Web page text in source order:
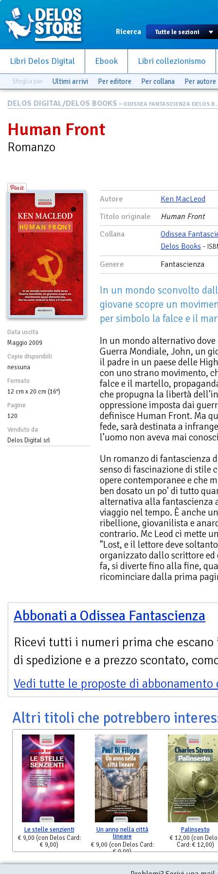
Ricerca
Libri Delos Digital Ebook Libri collezionismo
Sfoglia per Ultimi arrivi Per editore Per collana Per autore
DELOS DIGITAL/DELOS BOOKS > ODISSEA FANTASCIENZA DELOS
Human Front
Romanzo
Data uscita
Maggio 2009
Copie disponibili
nessuna
Formato
12 cm x 20 cm (16°)
Pagine
120
Venduto da
Delos Digital srl
Autore
Ken MacLeod
Titolo originale
Human Front
Collana
Odissea
Delos Books -
Genere Fantascienza
In un mondo sconvolto
giovane scopre un
per simbolo la falce e il
In un mondo alternativo
Guerra Mondiale, John, un
il padre in un paese delle
con uno strano movimento,
falce e il martello,
che propugna la libertà
oppressione imposta dai
definisce Human Front. Ma
fede, sarà destinata a
l’uomo non aveva mai
Un romanzo di fantascienza
senso di fascinazione di stile
opere contemporanee e che
ben dosato un po' di tutto
alternativa alla fantascienza
viaggio nel tempo. È anche
ribellione, giovanilista e
contrario. Mc Leod ci mette
"Lost, e il lettore deve
organizzato dallo scrittore
fa, si diverte fino alla fine,
ricominciare dalla prima
Abbonati a Odissea Fantascienza
Ricevi tutti i numeri prima che escano
di spedizione e a prezzo scontato,
Vedi tutte le proposte di
Altri titoli che potrebbero
Le stelle senzienti
€ 9,00 (con Delos Card:
€ 9,00)
Un anno nella città
lineare
€ 9,00 (con Delos Card:
€ 9,00)
Palinsesto
€ 12,00 (con
Card: € 12,00)